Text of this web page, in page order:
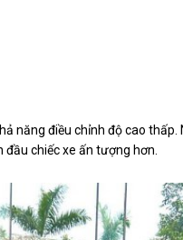
năng điều chỉnh độ cao thấp.
chiếc xe ấn tượng hơn.